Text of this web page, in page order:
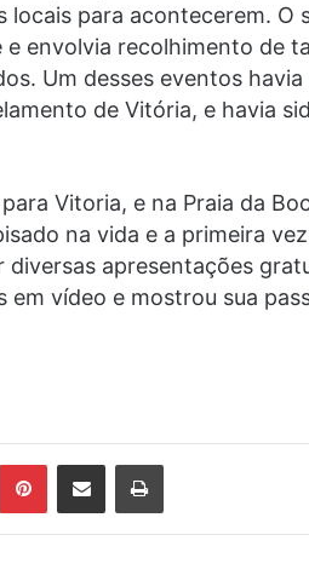
locais para acontecerem. O
envolvia recolhimento de
Um desses eventos
de Vitória, e havia
Vitoria, e na Praia da
na vida e a primeira
apresentações
vídeo e mostrou sua
PinterestCompartilhar via e-mail Imprimir